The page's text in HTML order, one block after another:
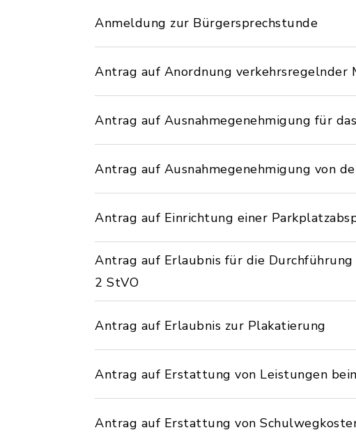
Anmeldung zur Bürgersprechstunde
Antrag auf Anordnung verkehrsregelnder
Antrag auf Ausnahmegenehmigung für
Antrag auf Ausnahmegenehmigung von
Antrag auf Einrichtung einer
Antrag auf Erlaubnis für die
2 StVO
Antrag auf Erlaubnis zur Plakatierung
Antrag auf Erstattung von Leistungen
Antrag auf Erstattung von